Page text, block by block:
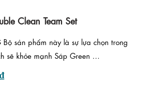
Clean Team Set
sản phẩm này là sự lựa chọn trong
sẽ khỏe mạnh Sáp Green ...